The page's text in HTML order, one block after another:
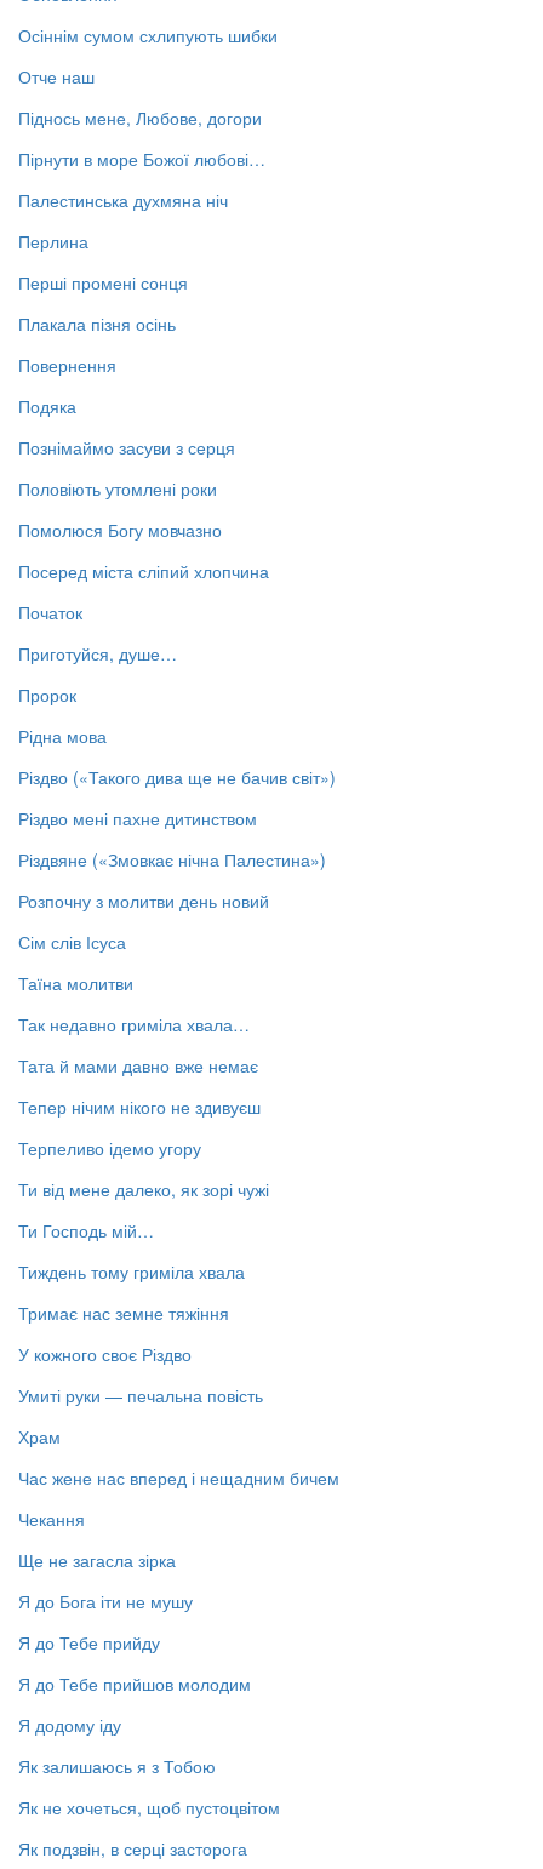
Осіннім сумом схлипують шибки
Отче наш
Піднось мене, Любове, догори
Пірнути в море Божої любові…
Палестинська духмяна ніч
Перлина
Перші промені сонця
Плакала пізня осінь
Повернення
Подяка
Познімаймо засуви з серця
Половіють утомлені роки
Помолюся Богу мовчазно
Посеред міста сліпий хлопчина
Початок
Приготуйся, душе…
Пророк
Рідна мова
Різдво («Такого дива ще не бачив світ»)
Різдво мені пахне дитинством
Різдвяне («Змовкає нічна Палестина»)
Розпочну з молитви день новий
Сім слів Ісуса
Таїна молитви
Так недавно гриміла хвала…
Тата й мами давно вже немає
Тепер нічим нікого не здивуєш
Терпеливо ідемо угору
Ти від мене далеко, як зорі чужі
Ти Господь мій…
Тиждень тому гриміла хвала
Тримає нас земне тяжіння
У кожного своє Різдво
Умиті руки — печальна повість
Храм
Час жене нас вперед і нещадним бичем
Чекання
Ще не загасла зірка
Я до Бога іти не мушу
Я до Тебе прийду
Я до Тебе прийшов молодим
Я додому іду
Як залишаюсь я з Тобою
Як не хочеться, щоб пустоцвітом
Як подзвін, в серці засторога